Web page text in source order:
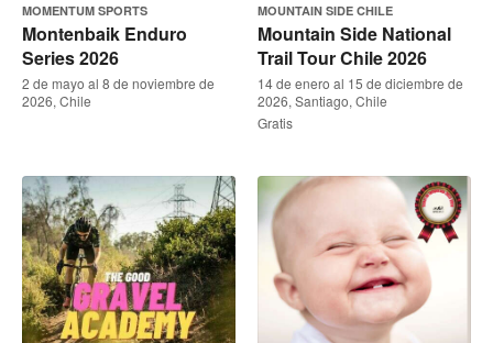
MOMENTUM SPORTS
Montenbaik Enduro
Series 2026
2 de mayo al 8 de noviembre de
2026, Chile
MOUNTAIN SIDE CHILE
Mountain Side National
Trail Tour Chile 2026
14 de enero al 15 de diciembre de
2026, Santiago, Chile
Gratis